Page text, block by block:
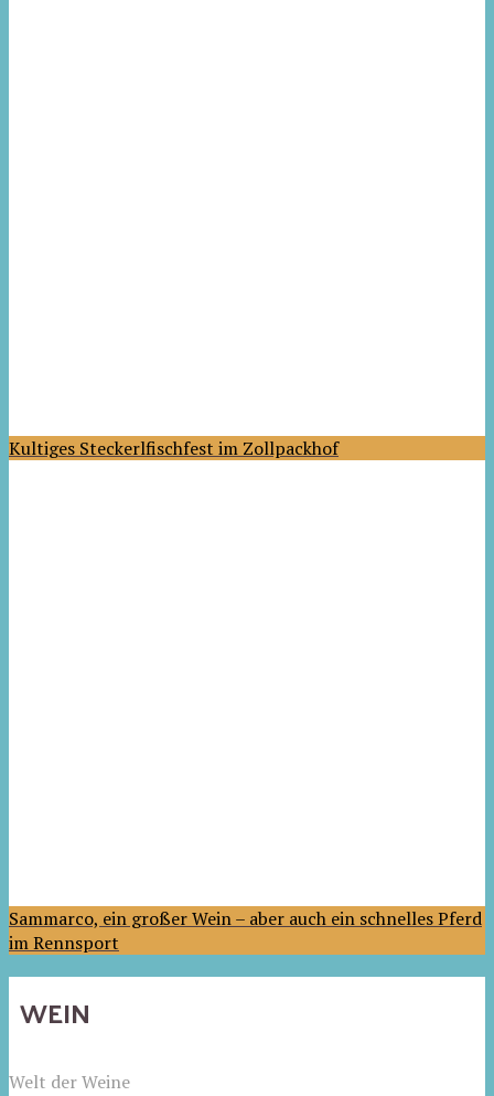
Kultiges Steckerlfischfest im Zollpackhof
Sammarco, ein großer Wein – aber auch ein schnelles Pferd
im Rennsport
WEIN
Welt der Weine